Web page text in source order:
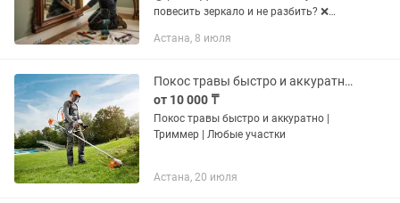
повесить зеркало и не разбить? ❌
без риска падения 🚗⚡ Я мастер с
точно —...
Астана, 8 июля
Покос травы быстро и аккуратно Триммер Любые участки
от 10 000 ₸
Покос травы быстро и аккуратно |
Триммер | Любые участки
Астана, 20 июля